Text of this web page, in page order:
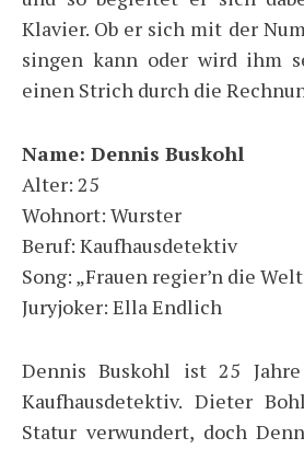
Klavier. Ob er sich mit der
singen kann oder wird ihm
einen Strich durch die
Name: Dennis Buskohl
Alter: 25
Wohnort: Wurster
Beruf: Kaufhausdetektiv
Song: „Frauen regier’n die
Juryjoker: Ella Endlich
Dennis Buskohl ist 25
Kaufhausdetektiv. Dieter
Statur verwundert, doch